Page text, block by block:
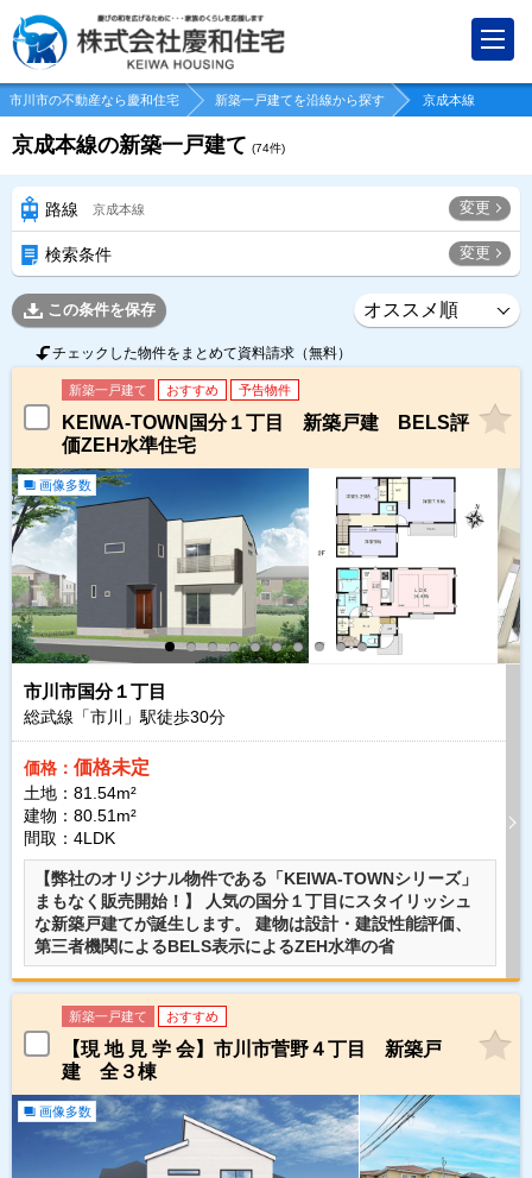
市川市の不動産なら慶和住宅 新築一戸建てを沿線から探す 京成本線
京成本線の新築一戸建て (74件)
路線 京成本線 変更
検索条件 変更
この条件を保存
チェックした物件をまとめて資料請求（無料）
新築一戸建て おすすめ 予告物件
KEIWA-TOWN国分１丁目 新築戸建 BELS評
価ZEH水準住宅
画像多数
市川市国分１丁目
総武線「市川」駅徒歩30分
価格： 価格未定
土地：81.54m²
建物：80.51m²
間取：4LDK
【弊社のオリジナル物件である「KEIWA-TOWNシリーズ」
まもなく販売開始！】 人気の国分１丁目にスタイリッシュ
な新築戸建てが誕生します。 建物は設計・建設性能評価、
第三者機関によるBELS表示によるZEH水準の省
新築一戸建て おすすめ
【現 地 見 学 会】市川市菅野４丁目 新築戸
建 全３棟
画像多数